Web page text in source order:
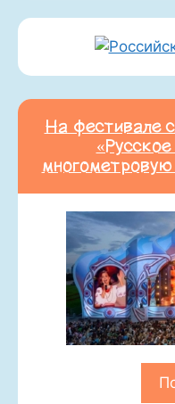
На фестивале